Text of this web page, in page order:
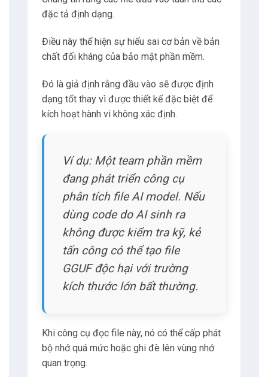
đặc tả định dạng.
Điều này thể hiện sự hiểu sai cơ bản về bản
chất đối kháng của bảo mật phần mềm.
Đó là giả định rằng đầu vào sẽ được định
dạng tốt thay vì được thiết kế đặc biệt để
kích hoạt hành vi không xác định.
Ví dụ: Một team phần mềm
đang phát triển công cụ
phân tích file AI model. Nếu
dùng code do AI sinh ra
không được kiểm tra kỹ, kẻ
tấn công có thể tạo file
GGUF độc hại với trường
kích thước lớn bất thường.
Khi công cụ đọc file này, nó có thể cấp phát
bộ nhớ quá mức hoặc ghi đè lên vùng nhớ
quan trọng.